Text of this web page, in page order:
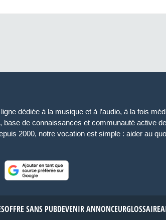
dédiée à la musique et à l’audio, à la fois
base de connaissances et communauté active de
2000, notre vocation est simple : aider au
OFFRE SANS PUBDEVENIR ANNONCEURGLOSSAIRE